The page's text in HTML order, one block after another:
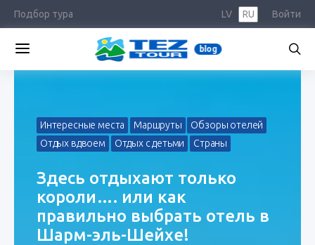
Подбор тура LV RU Войти
blog
Интересные места Маршруты
Обзоры отелей
Отдых вдвоем
Отдых с детьми Страны
Здесь отдыхают только
короли…. или как
правильно выбрать отель в
Шарм-эль-Шейхе!